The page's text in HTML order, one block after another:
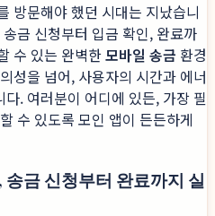
방문해야 했던 시대는 지났습니
금 신청부터 입금 확인, 완료까
수 있는 완벽한모바일 송금 환경
성을 넘어, 사용자의 시간과 에너
. 여러분이 어디에 있든, 가장 필
수 있도록 모인 앱이 든든하게
금 신청부터 완료까지 실